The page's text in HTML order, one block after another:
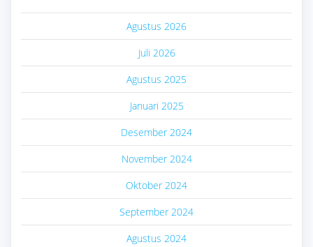
Agustus 2026
Juli 2026
Agustus 2025
Januari 2025
Desember 2024
November 2024
Oktober 2024
September 2024
Agustus 2024